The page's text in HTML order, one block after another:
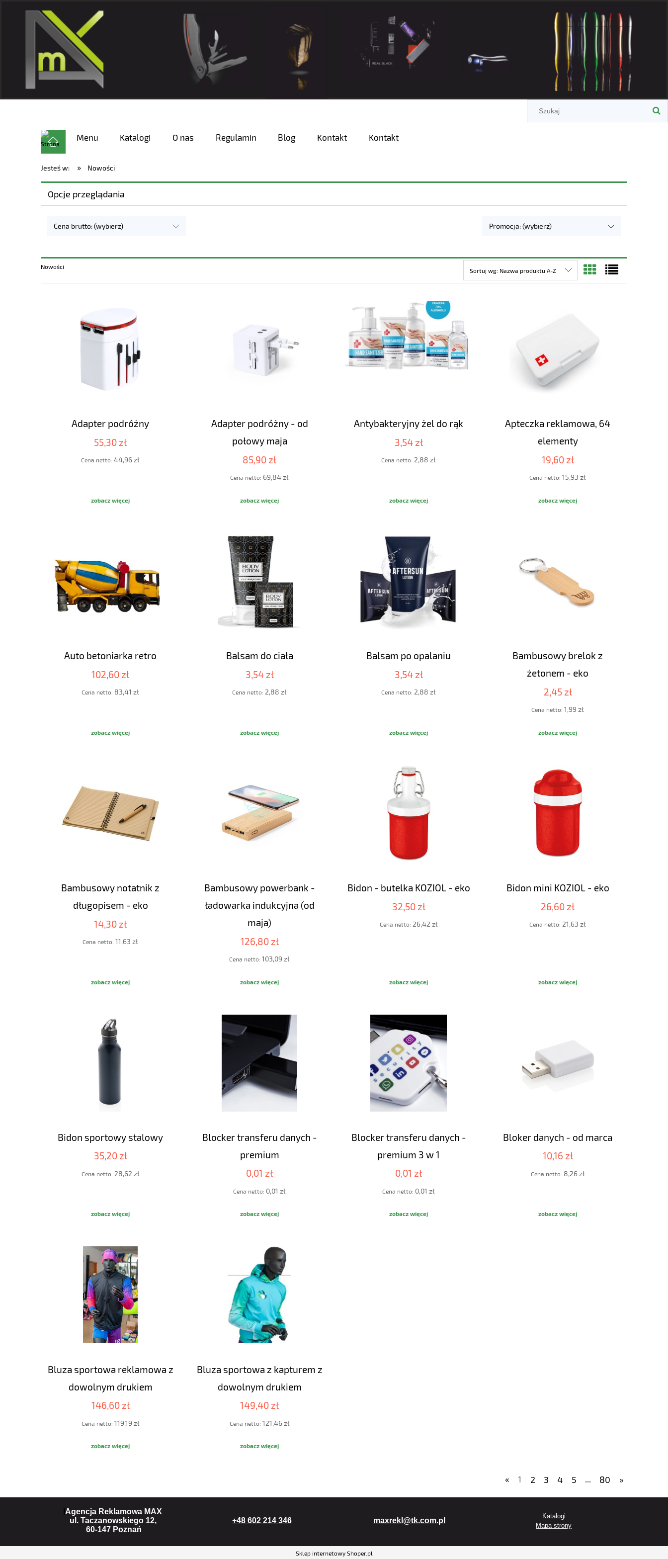
Menu Katalogi O nas Regulamin Blog Kontakt Kontakt
Jesteś w: » Nowości
Opcje przeglądania
Cena brutto: (wybierz) Promocja: (wybierz)
Nowości
Sortuj wg: Nazwa produktu A-Z
Adapter podróżny
55,30 zł
Cena netto: 44,96 zł
zobacz więcej
Adapter podróżny - od
połowy maja
85,90 zł
Cena netto: 69,84 zł
zobacz więcej
Antybakteryjny żel do rąk
3,54 zł
Cena netto: 2,88 zł
zobacz więcej
Apteczka reklamowa, 64
elementy
19,60 zł
Cena netto: 15,93 zł
zobacz więcej
Auto betoniarka retro
102,60 zł
Cena netto: 83,41 zł
zobacz więcej
Balsam do ciała
3,54 zł
Cena netto: 2,88 zł
zobacz więcej
Balsam po opalaniu
3,54 zł
Cena netto: 2,88 zł
zobacz więcej
Bambusowy brelok z
żetonem - eko
2,45 zł
Cena netto: 1,99 zł
zobacz więcej
Bambusowy notatnik z
długopisem - eko
14,30 zł
Cena netto: 11,63 zł
zobacz więcej
Bambusowy powerbank -
ładowarka indukcyjna (od
maja)
126,80 zł
Cena netto: 103,09 zł
zobacz więcej
Bidon - butelka KOZIOL - eko
32,50 zł
Cena netto: 26,42 zł
zobacz więcej
Bidon mini KOZIOL - eko
26,60 zł
Cena netto: 21,63 zł
zobacz więcej
Bidon sportowy stalowy
35,20 zł
Cena netto: 28,62 zł
zobacz więcej
Blocker transferu danych -
premium
0,01 zł
Cena netto: 0,01 zł
zobacz więcej
Blocker transferu danych -
premium 3 w 1
0,01 zł
Cena netto: 0,01 zł
zobacz więcej
Bloker danych - od marca
10,16 zł
Cena netto: 8,26 zł
zobacz więcej
Bluza sportowa reklamowa z
dowolnym drukiem
146,60 zł
Cena netto: 119,19 zł
zobacz więcej
Bluza sportowa z kapturem z
dowolnym drukiem
149,40 zł
Cena netto: 121,46 zł
zobacz więcej
« 1 2 3 4 5 ... 80 »
Agencja Reklamowa MAX
ul. Taczanowskiego 12,
60-147 Poznań
+48 602 214 346 maxrekl@tk.com.pl
Katalogi
Mapa strony
Sklep internetowy Shoper.pl